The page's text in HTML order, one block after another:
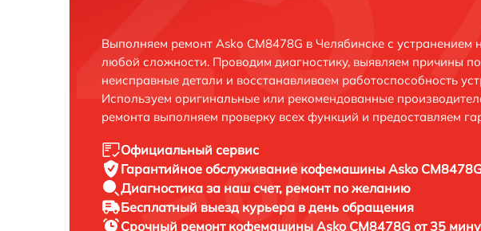
Выполняем ремонт Asko CM8478G в Челябинске с устранением
любой сложности. Проводим диагностику, выявляем причины
неисправные детали и восстанавливаем работоспособность
Используем оригинальные или рекомендованные
ремонта выполняем проверку всех функций и предоставляем
Официальный сервис
Гарантийное обслуживание кофемашины Asko
Диагностика за наш счет, ремонт по желанию
Бесплатный выезд курьера в день обращения
Срочный ремонт кофемашины Asko CM8478G от 35